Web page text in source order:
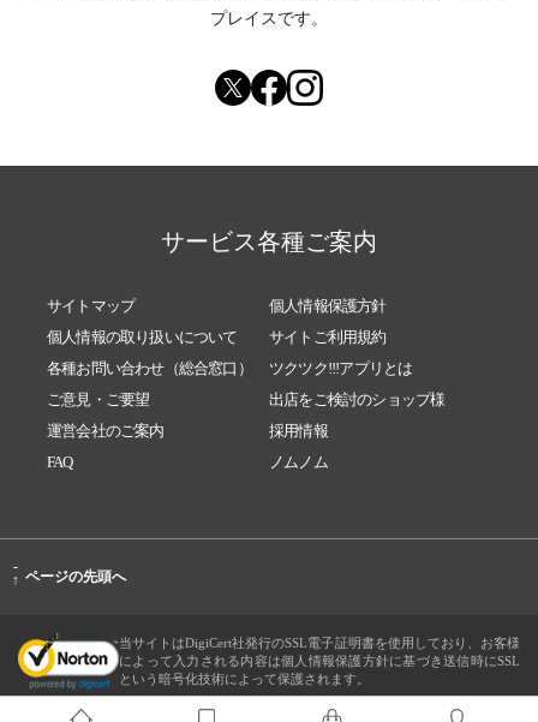
プレイスです。
サービス各種ご案内
サイトマップ
個人情報保護方針
個人情報の取り扱いについて
サイトご利用規約
各種お問い合わせ（総合窓口）
ツクツク!!!アプリとは
ご意見・ご要望
出店をご検討のショップ様
運営会社のご案内
採用情報
FAQ
ノムノム
-
↑ ページの先頭へ
当サイトはDigiCert社発行のSSL電子証明書を使用しており、お客様
によって入力される内容は個人情報保護方針に基づき送信時にSSL
という暗号化技術によって保護されます。